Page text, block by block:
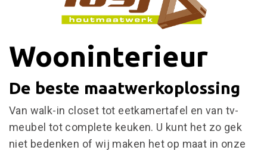
Wooninterieur
De beste maatwerkoplossing
Van walk-in closet tot eetkamertafel en van tv-
meubel tot complete keuken. U kunt het zo gek
niet bedenken of wij maken het op maat in onze